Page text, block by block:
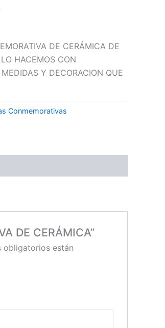
DE CERÁMICA DE
HACEMOS CON
Y DECORACION QUE
Conmemorativas
DE CERÁMICA”
obligatorios están